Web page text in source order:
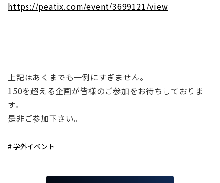
https://peatix.com/event/3699121/view
上記はあくまでも一例にすぎません。
150を超える企画が皆様のご参加をお待ちしておりま
す。
是非ご参加下さい。
学外イベント